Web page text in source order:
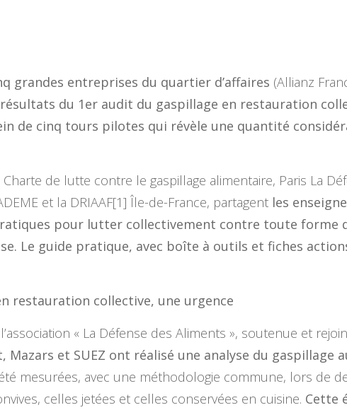
grandes entreprises du quartier d’affaires (Allianz
du 1er audit du gaspillage en restauration
de cinq tours pilotes qui révèle une quantité
de lutte contre le gaspillage alimentaire, Paris La
et la DRIAAF[1] Île-de-France, partagent les
pour lutter collectivement contre toute forme
Le guide pratique, avec boîte à outils et fiches
restauration collective, une urgence
« La Défense des Aliments », soutenue et
Mazars et SUEZ ont réalisé une analyse du gaspillage
mesurées, avec une méthodologie commune, lors de
celles jetées et celles conservées en cuisine. Cette